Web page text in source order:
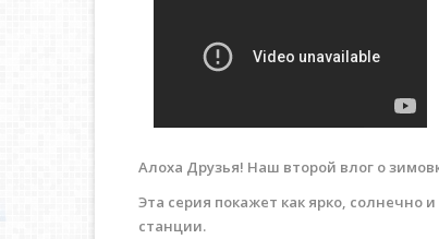
Алоха Друзья! Наш второй влог о
Эта серия покажет как ярко,
станции.